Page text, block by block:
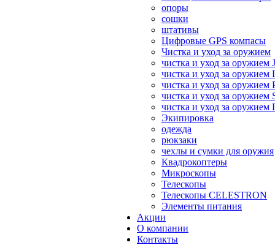
опоры
сошки
штативы
Цифровые GPS компасы
Чистка и уход за оружием
чистка и уход за оружием
чистка и уход за оружием
чистка и уход за оружием
чистка и уход за оружием
чистка и уход за
Экипировка
одежда
рюкзаки
чехлы и сумки для оружия
Квадрокоптеры
Микроскопы
Телескопы
Телескопы CELESTRON
Элементы питания
Акции
О компании
Контакты